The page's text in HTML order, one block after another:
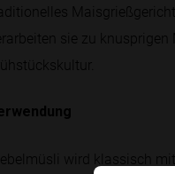
sie zu
wird klassisch